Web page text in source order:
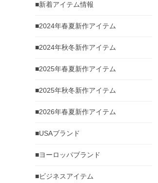
■新着アイテム情報
■2024年春夏新作アイテム
■2024年秋冬新作アイテム
■2025年春夏新作アイテム
■2025年秋冬新作アイテム
■2026年春夏新作アイテム
■USAブランド
■ヨーロッパブランド
■ビジネスアイテム